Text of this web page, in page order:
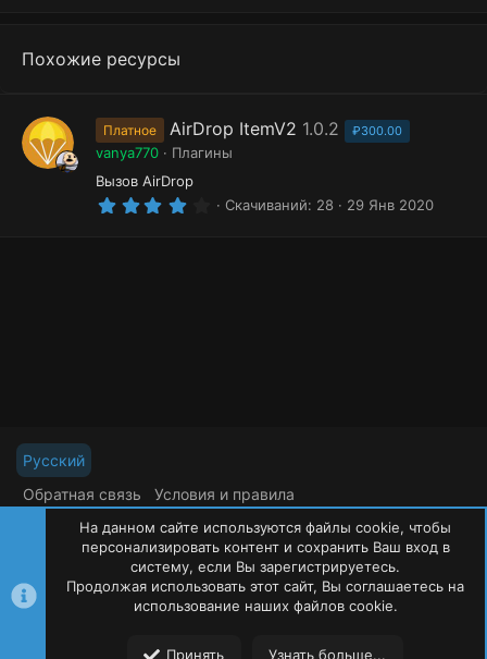
Похожие ресурсы
Платное AirDrop ItemV2 1.0.2 ₽300.00
vanya770
Плагины
Вызов AirDrop
4 Скачиваний 28 29 Янв 2020
Русский
Обратная связь
Условия и правила
Политика конфиденциальности
Помощь
R
S
S
©Oxide Россия2015-2026
На данном сайте используются файлы cookie, чтобы
персонализировать контент и сохранить Ваш вход в
систему, если Вы зарегистрируетесь.
Продолжая использовать этот сайт, Вы соглашаетесь на
использование наших файлов cookie.
Принять Узнать больше...